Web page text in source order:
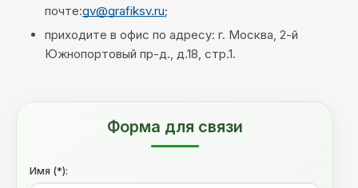
почте:gv@grafiksv.ru;
приходите в офис по адресу: г. Москва, 2-й
Южнопортовый пр-д., д.18, стр.1.
Форма для связи
Имя (*):